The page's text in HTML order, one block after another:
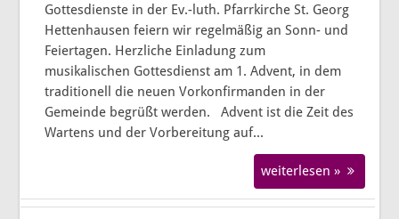
Gottesdienste in der Ev.-luth. Pfarrkirche St. Georg
Hettenhausen feiern wir regelmäßig an Sonn- und
Feiertagen. Herzliche Einladung zum
musikalischen Gottesdienst am 1. Advent, in dem
traditionell die neuen Vorkonfirmanden in der
Gemeinde begrüßt werden. Advent ist die Zeit des
Wartens und der Vorbereitung auf...
weiterlesen »